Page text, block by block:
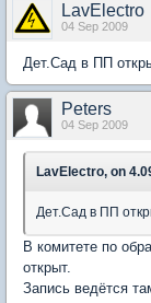
LavElectro
04 Sep 2009
Дет.Сад в ПП
Peters
04 Sep 2009
LavElectro, on
Дет.Сад в ПП
В комитете по
открыт.
Запись ведётся